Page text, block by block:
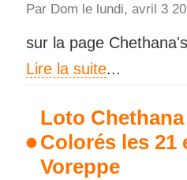
Par Dom le lundi, avril 3
sur la page
Lire la suite...
Loto
Colorés les 21
Voreppe